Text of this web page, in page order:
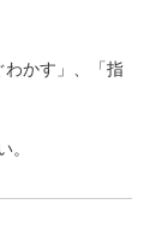
わかす」、「指
。